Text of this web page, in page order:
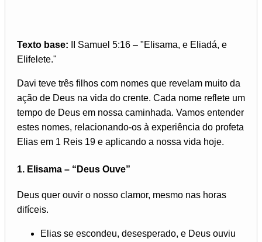
Texto base: II Samuel 5:16 – "Elisama, e Eliadá, e
Elifelete."
Davi teve três filhos com nomes que revelam muito da
ação de Deus na vida do crente. Cada nome reflete um
tempo de Deus em nossa caminhada. Vamos entender
estes nomes, relacionando-os à experiência do profeta
Elias em 1 Reis 19 e aplicando a nossa vida hoje.
1. Elisama – “Deus Ouve”
Deus quer ouvir o nosso clamor, mesmo nas horas
difíceis.
Elias se escondeu, desesperado, e Deus ouviu